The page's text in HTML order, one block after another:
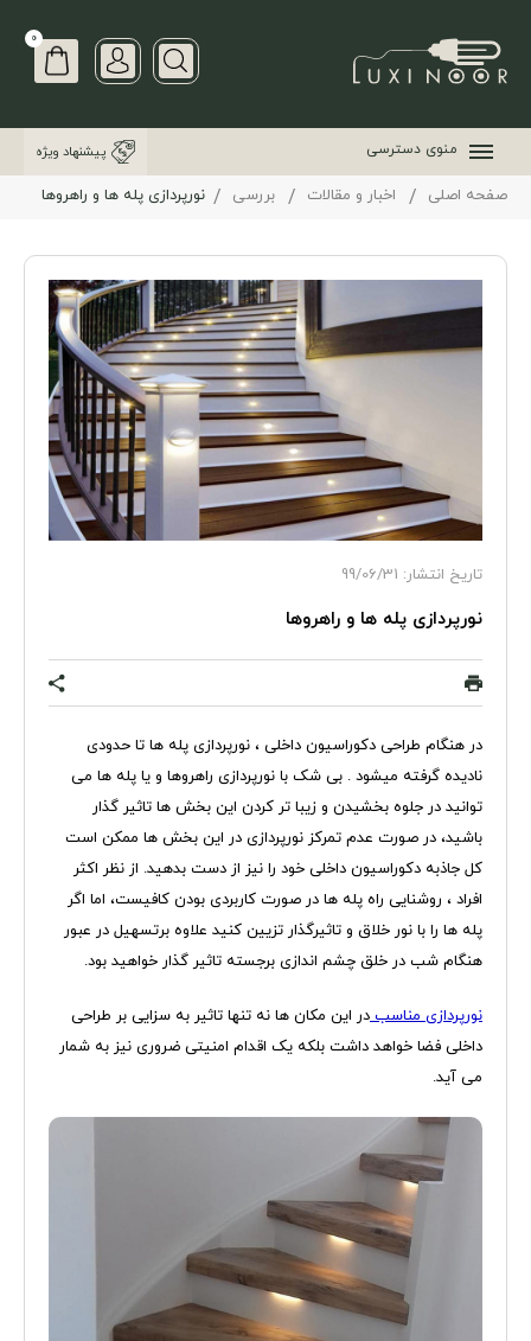
0
منوی دسترسی پیشنهاد ویژه
صفحه اصلی اخبار و مقالات بررسی نورپردازی پله ها و راهروها
تاریخ انتشار: 99/06/31
نورپردازی پله ها و راهروها
در هنگام طراحی دکوراسیون داخلی ، نورپردازی پله ها تا حدودی
نادیده گرفته میشود . بی شک با نورپردازی راهروها و یا پله ها می
توانید در جلوه بخشیدن و زیبا تر کردن این بخش ها تاثیر گذار
باشید، در صورت عدم تمرکز نورپردازی در این بخش ها ممکن است
کل جاذبه دکوراسیون داخلی خود را نیز از دست بدهید. از نظر اکثر
افراد ، روشنایی راه پله ها در صورت کاربردی بودن کافیست، اما اگر
پله ها را با نور خلاق و تاثیرگذار تزیین کنید علاوه برتسهیل در عبور
هنگام شب در خلق چشم اندازی برجسته تاثیر گذار خواهید بود.
نورپردازی مناسبدر این مکان ها نه تنها تاثیر به سزایی بر طراحی
داخلی فضا خواهد داشت بلکه یک اقدام امنیتی ضروری نیز به شمار
می آید.